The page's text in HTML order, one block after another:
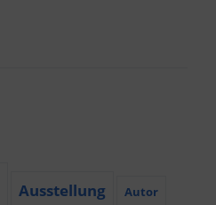
Ausstellung Autor